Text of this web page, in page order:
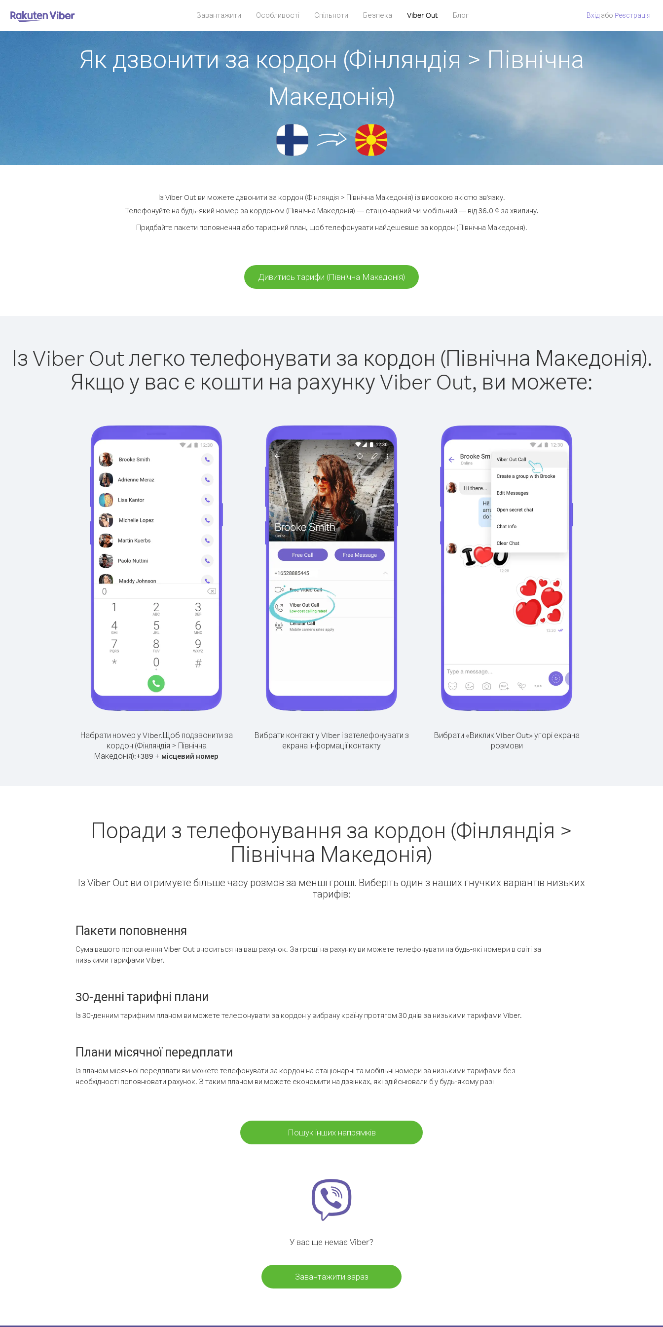
Завантажити Особливості Спільноти Безпека Viber Out Блог Вхід або Pеєстрація
Як дзвонити за кордон (Фінляндія > Північна
Македонія)
Із Viber Out ви можете дзвонити за кордон (Фінляндія > Північна Македонія) із високою якістю зв'язку.
Телефонуйте на будь-який номер за кордоном (Північна Македонія) — стаціонарний чи мобільний — від 36.0 ¢ за хвилину.
Придбайте пакети поповнення або тарифний план, щоб телефонувати найдешевше за кордон (Північна Македонія).
Дивитись тарифи (Північна Македонія)
Із Viber Out легко телефонувати за кордон (Північна Македонія).
Якщо у вас є кошти на рахунку Viber Out, ви можете:
Набрати номер у Viber.Щоб подзвонити за
кордон (Фінляндія > Північна
Македонія):+389 + місцевий номер
Вибрати контакт у Viber і зателефонувати з
екрана інформації контакту
Вибрати «Виклик Viber Out» угорі екрана
розмови
Поради з телефонування за кордон (Фінляндія >
Північна Македонія)
Із Viber Out ви отримуєте більше часу розмов за менші гроші. Виберіть один з наших гнучких варіантів низьких
тарифів:
Пакети поповнення
Сума вашого поповнення Viber Out вноситься на ваш рахунок. За гроші на рахунку ви можете телефонувати на будь-які номери в світі за
низькими тарифами Viber.
30-денні тарифні плани
Із 30-денним тарифним планом ви можете телефонувати за кордон у вибрану країну протягом 30 днів за низькими тарифами Viber.
Плани місячної передплати
Із планом місячної передплати ви можете телефонувати за кордон на стаціонарні та мобільні номери за низькими тарифами без
необхідності поповнювати рахунок. З таким планом ви можете економити на дзвінках, які здійснювали б у будь-якому разі
Пошук інших напрямків
У вас ще немає Viber?
Завантажити зараз